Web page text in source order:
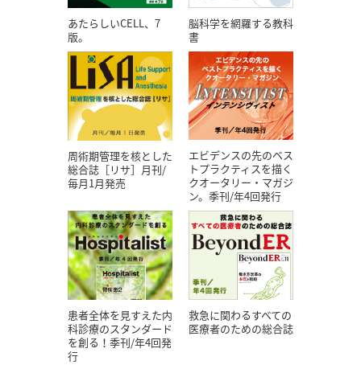
あたらしいCELL、7
版。
脳科学を網羅する教科
書
周術期管理を核とした
総合誌［リサ］月刊/
毎月1月発売
エビデンスの先のベス
トプラクティスを描く
クオータリー・マガジ
ン。季刊/年4回発行
患者全体を見すえた内
科診療のスタンダード
を創る！季刊/年4回発
行
救急に関わるすべての
医療者のための総合誌